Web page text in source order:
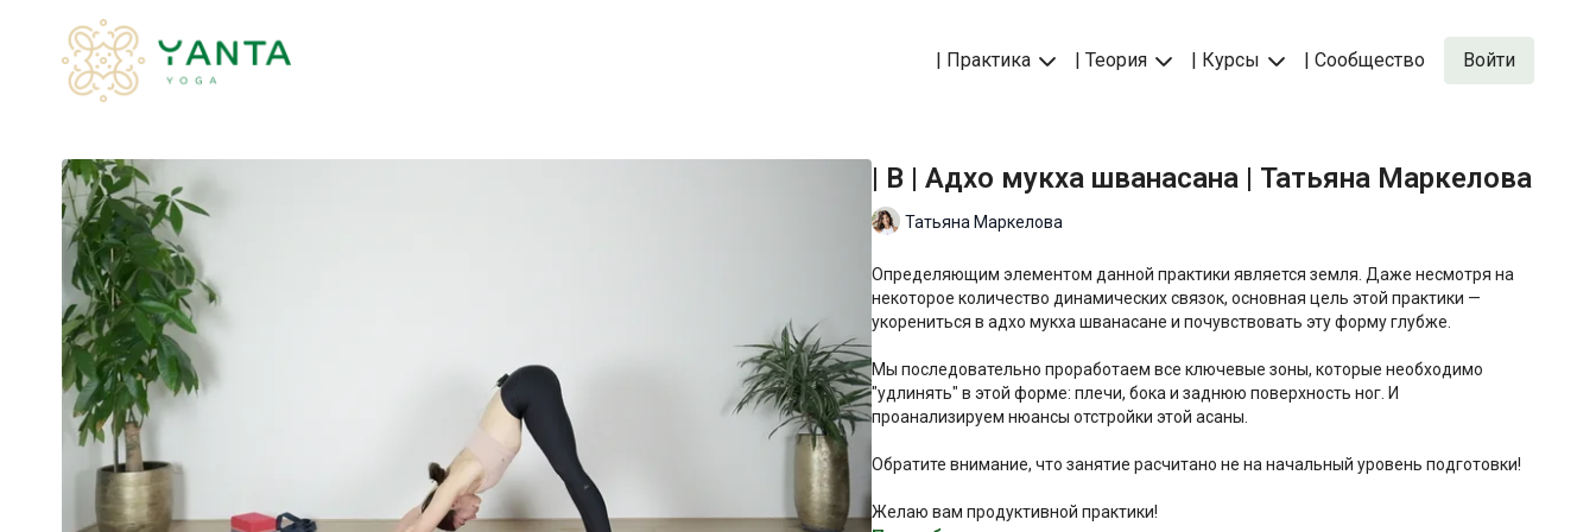
| Практика | Теория | Курсы | Сообщество Войти
| B | Адхо мукха шванасана | Татьяна Маркелова
Татьяна Маркелова
Определяющим элементом данной практики является земля. Даже несмотря на
некоторое количество динамических связок, основная цель этой практики —
укорениться в адхо мукха шванасане и почувствовать эту форму глубже.
Мы последовательно проработаем все ключевые зоны, которые необходимо
"удлинять" в этой форме: плечи, бока и заднюю поверхность ног. И
проанализируем нюансы отстройки этой асаны.
Обратите внимание, что занятие расчитано не на начальный уровень подготовки!
Желаю вам продуктивной практики!